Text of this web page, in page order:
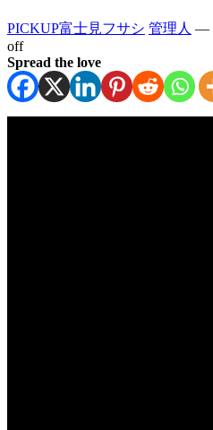
PICKUP富士見フサシ 管理人 —
off
Spread the love